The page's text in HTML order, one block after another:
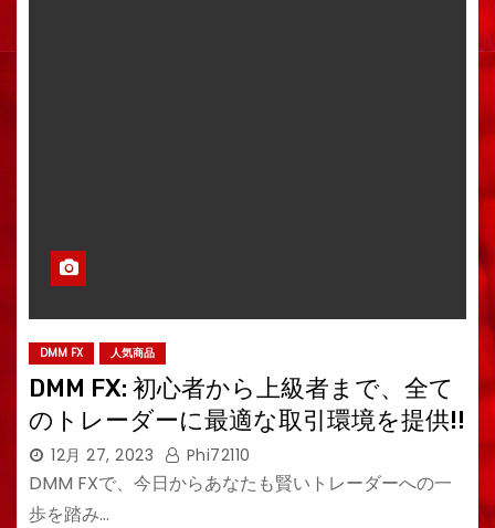
DMM FX 人気商品
DMM FX: 初心者から上級者まで、全て
のトレーダーに最適な取引環境を提供!!
12月 27, 2023 Phi72110
DMM FXで、今日からあなたも賢いトレーダーへの一
歩を踏み…